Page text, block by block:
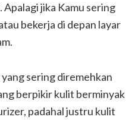
jika Kamu sering
bekerja di depan layar
sering diremehkan
berpikir kulit berminyak
padahal justru kulit